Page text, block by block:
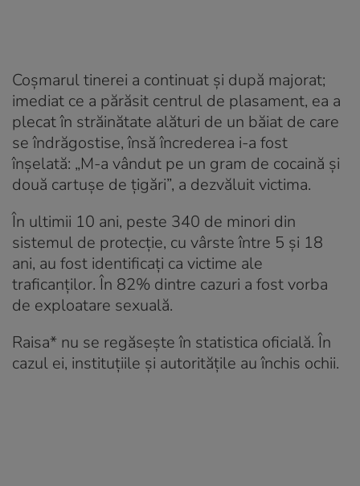
Coșmarul tinerei a continuat și după majorat;
imediat ce a părăsit centrul de plasament, ea a
plecat în străinătate alături de un băiat de care
se îndrăgostise, însă încrederea i-a fost
înșelată: „M-a vândut pe un gram de cocaină și
două cartușe de țigări”, a dezvăluit victima.
În ultimii 10 ani, peste 340 de minori din
sistemul de protecție, cu vârste între 5 și 18
ani, au fost identificați ca victime ale
traficanților. În 82% dintre cazuri a fost vorba
de exploatare sexuală.
Raisa* nu se regăsește în statistica oficială. În
cazul ei, instituțiile și autoritățile au închis ochii.